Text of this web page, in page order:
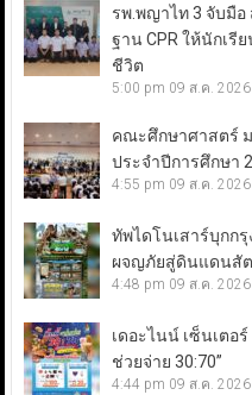
รพ.พญาไท 3 จับมื
ฐาน CPR ให้นักเรี
ชีวิต
5:00 pm 09 ส.ค. 2026
คณะศึกษาศาสตร์
ประจำปีการศึกษา
4:55 pm 09 ส.ค. 2026
ทัพไดโนเสาร์บุกกรุ
ผจญภัยสู่ดินแดนสั
4:48 pm 09 ส.ค. 2026
เดอะไนน์ เซ็นเตอ
ช่วยจ่าย 30:70”
4:44 pm 09 ส.ค. 2026